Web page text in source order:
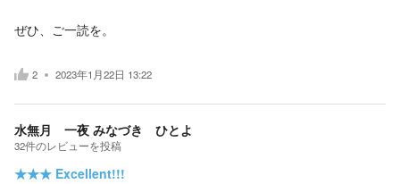
ぜひ、ご一読を。
2 2023年1月22日 13:22
水無月 一夜 みなづき ひとよ
32件のレビューを投稿
★★★ Excellent!!!